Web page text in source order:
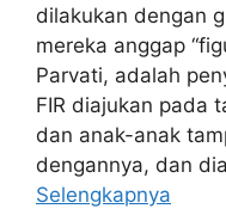
dilakukan dengan
mereka anggap
Parvati, adalah
FIR diajukan pada
dan anak-anak
dengannya, dan
Selengkapnya